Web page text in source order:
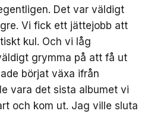
Det var väldigt
Vi fick ett jättejobb att
kul. Och vi låg
grymma på att få ut
börjat växa ifrån
vara det sista albumet vi
och kom ut. Jag ville sluta